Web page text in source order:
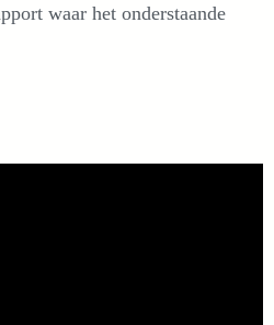
waar het onderstaande